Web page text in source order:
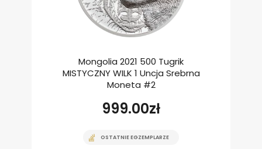
Mongolia 2021 500 Tugrik
MISTYCZNY WILK 1 Uncja Srebrna
Moneta #2
999.00zł
OSTATNIE EGZEMPLARZE